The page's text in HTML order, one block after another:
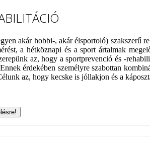
akár hobbi-, akár élsportoló) szakszerű
a hétköznapi és a sport ártalmak
az, hogy a sportprevenció és -
érdekében személyre szabottan
az, hogy kecske is jóllakjon és a